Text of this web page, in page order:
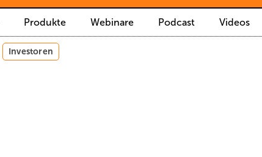
Produkte Webinare Podcast Videos
Investoren